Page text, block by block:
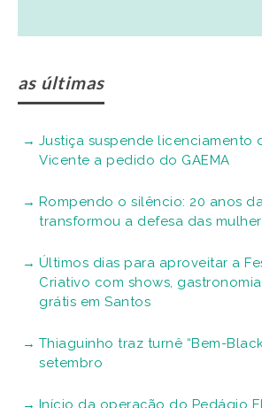
as últimas
Justiça suspende licenciamento
Vicente a pedido do GAEMA
Rompendo o silêncio: 20 anos
transformou a defesa das
Últimos dias para aproveitar a
Criativo com shows,
grátis em Santos
Thiaguinho traz turnê “Bem-
setembro
Início da operação do Pedágio